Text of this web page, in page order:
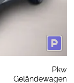
Pkw
Geländewagen